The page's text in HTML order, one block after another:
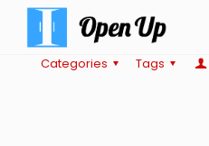
Categories Tags